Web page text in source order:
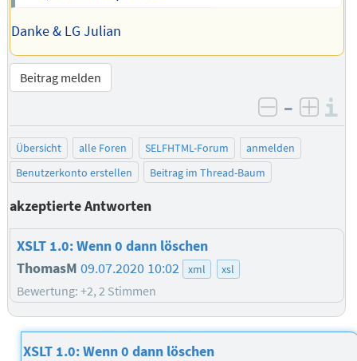
Danke & LG Julian
Beitrag melden
negativ
–
Übersicht alle Foren SELFHTML-Forum
anmelden
Benutzerkonto erstellen
Beitrag im Thread-Baum
akzeptierte Antworten
XSLT 1.0: Wenn 0 dann löschen
ThomasM09.07.2020 10:02 xml xsl
Bewertung: +2, 2 Stimmen
XSLT 1.0: Wenn 0 dann löschen